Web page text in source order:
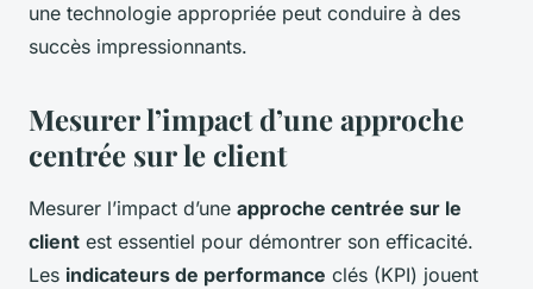
une technologie appropriée peut conduire à des
succès impressionnants.
Mesurer l’impact d’une approche
centrée sur le client
Mesurer l’impact d’une approche centrée sur le
client est essentiel pour démontrer son efficacité.
Les indicateurs de performance clés (KPI) jouent